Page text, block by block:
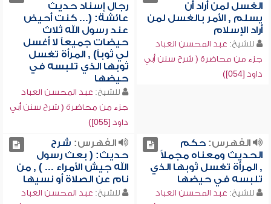
الغسل لمن أراد أن
يسلم , الأمر بالغسل لمن
أراد الإسلام
للشيخ: عبد المحسن العباد
جزء من محاضرة ( شرح سنن أبي
داود [054])
رجال إسناد حديث
عائشة: (... كنت أحيض
عند رسول الله ثلاث
حيضات جميعاً لا أغسل
لي ثوباً) , المرأة تغسل
ثوبها الذي تلبسه في
حيضها
للشيخ: عبد المحسن العباد
جزء من محاضرة ( شرح سنن أبي
داود [055])
الفهرس:حكم
الحديث ومعناه مجملاً
, المرأة تغسل ثوبها الذي
تلبسه في حيضها
للشيخ: عبد المحسن العباد
الفهرس: شرح
حديث: ( بعث رسول
الله جيش الأمراء ... ) , من
نام عن الصلاة أو نسيها
للشيخ: عبد المحسن العباد